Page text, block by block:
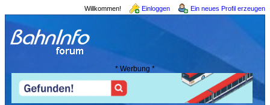
Willkommen! Einloggen Ein neues Profil erzeugen
* Werbung *